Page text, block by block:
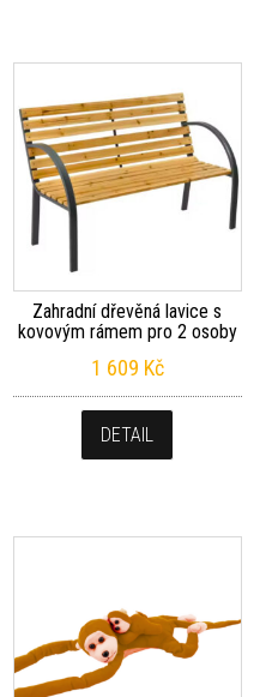
Zahradní dřevěná lavice s
kovovým rámem pro 2 osoby
1 609 Kč
DETAIL